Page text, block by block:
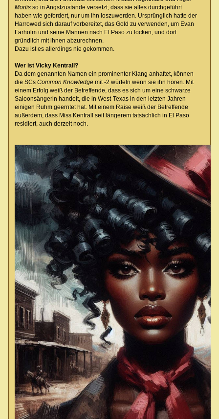
Mortisso in Angstzustände versetzt, dass sie alles durchgeführt
haben wie gefordert, nur um ihn loszuwerden. Ursprünglich hatte der
Harrowed sich darauf vorbereitet, das Gold zu verwenden, um Evan
Farholm und seine Mannen nach El Paso zu locken, und dort
gründlich mit ihnen abzurechnen.
Dazu ist es allerdings nie gekommen.
Wer ist Vicky Kentrall?
Da dem genannten Namen ein prominenter Klang anhaftet, können
die SCs Common Knowledgemit -2 würfeln wenn sie ihn hören. Mit
einem Erfolg weiß der Betreffende, dass es sich um eine schwarze
Saloonsängerin handelt, die in West-Texas in den letzten Jahren
einigen Ruhm geerntet hat. Mit einem Raise weiß der Betreffende
außerdem, dass Miss Kentrall seit längerem tatsächlich in El Paso
residiert, auch derzeit noch.